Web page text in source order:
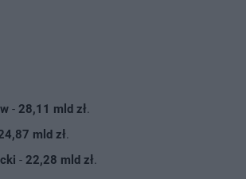
- 28,11 mld zł.
mld zł.
- 22,28 mld zł.